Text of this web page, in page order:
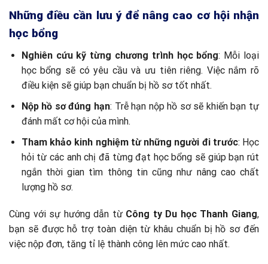
Những điều cần lưu ý để nâng cao cơ hội nhận
học bổng
Nghiên cứu kỹ từng chương trình học bổng: Mỗi loại
học bổng sẽ có yêu cầu và ưu tiên riêng. Việc nắm rõ
điều kiện sẽ giúp bạn chuẩn bị hồ sơ tốt nhất.
Nộp hồ sơ đúng hạn: Trễ hạn nộp hồ sơ sẽ khiến bạn tự
đánh mất cơ hội của mình.
Tham khảo kinh nghiệm từ những người đi trước: Học
hỏi từ các anh chị đã từng đạt học bổng sẽ giúp bạn rút
ngắn thời gian tìm thông tin cũng như nâng cao chất
lượng hồ sơ.
Cùng với sự hướng dẫn từ Công ty Du học Thanh Giang,
bạn sẽ được hỗ trợ toàn diện từ khâu chuẩn bị hồ sơ đến
việc nộp đơn, tăng tỉ lệ thành công lên mức cao nhất.